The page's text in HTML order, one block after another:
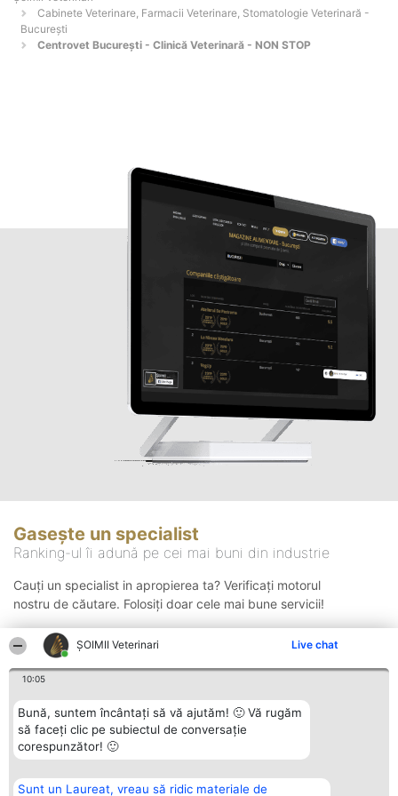
ȘOIMII Veterinari Live chat
10:05
Bună, suntem încântați să vă ajutăm! 🙂 Vă rugăm
să faceți clic pe subiectul de conversație
corespunzător! 🙂
Sunt un Laureat, vreau să ridic materiale de
Cabinete Veterinare, Farmacii Veterinare, Stomatologie Veterinară -
Bucureşti
Centrovet Bucureşti - Clinică Veterinară - NON STOP
Gasește un specialist
Ranking-ul îi adună pe cei mai buni din industrie
Cauți un specialist in apropierea ta? Verificați motorul
nostru de căutare. Folosiți doar cele mai bune servicii!
Organizator Ranking Plebiscyt Contact